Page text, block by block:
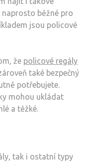
naprosto běžné pro
jsou policové
že policové regály
také bezpečný
potřebujete.
mohou ukládat
a těžké.
tak i ostatní typy